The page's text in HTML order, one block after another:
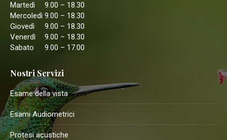
Martedì
9.00 – 18.30
Mercoledì 9.00 – 18.30
Giovedì
9.00 – 18.30
Venerdì
9.00 – 18.30
Sabato
9.00 – 17.00
Nostri Servizi
Esame della vista
Esami Audiometrici
Protesi acustiche